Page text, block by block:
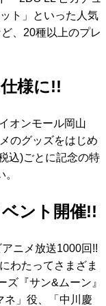
ト」といった人気
、20種以上のプレ
様に!!
オンモール岡山
のグッズをはじめ
込)ごとに記念の特
ント開催!!
ニメ放送1000回!!
わたってさまざま
『サン&ムーン』
ネ」役、「中川慶